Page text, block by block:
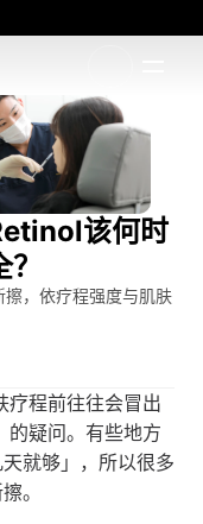
该何时
擦，依疗程强度与肌肤
疗程前往往会冒出
的疑问。有些地方
就够」，所以很多
。
workshop 🌸